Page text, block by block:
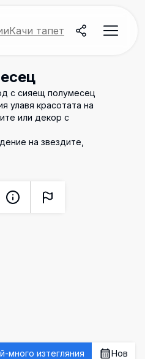
Качи тапет
с сияещ полумесец
улавя красотата на
или декор с
на звездите,
много изтегляния Нов